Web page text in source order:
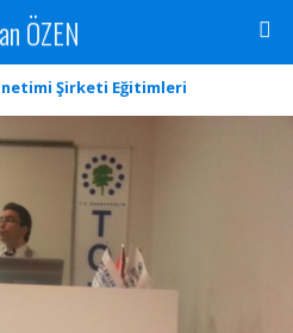
ÖZEN
Şirketi Eğitimleri